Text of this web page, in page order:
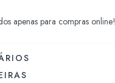
apenas para compras online!